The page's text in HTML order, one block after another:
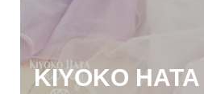
KIYOKO HATA